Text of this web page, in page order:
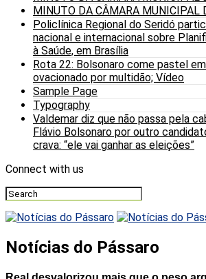
MINUTO DA CÂMARA MUNICIPAL
Policlínica Regional do Seridó
nacional e internacional sobre
à Saúde, em Brasília
Rota 22: Bolsonaro come pastel
ovacionado por multidão; Vídeo
Sample Page
Typography
Valdemar diz que não passa pela
Flávio Bolsonaro por outro
crava: “ele vai ganhar as eleições”
Connect with us
Notícias do Pássaro